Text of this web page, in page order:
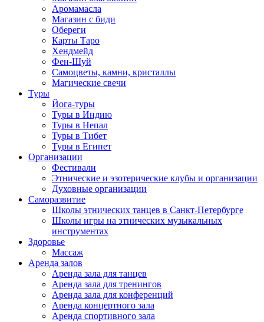
Аромамасла
Магазин с биди
Обереги
Карты Таро
Хендмейд
Фен-Шуй
Самоцветы, камни, кристаллы
Магические свечи
Туры
Йога-туры
Туры в Индию
Туры в Непал
Туры в Тибет
Туры в Египет
Организации
Фестивали
Этнические и эзотерические клубы и организации
Духовные организации
Саморазвитие
Школы этнических танцев в Санкт-Петербурге
Школы игры на этнических музыкальных
инструментах
Здоровье
Массаж
Аренда залов
Аренда зала для танцев
Аренда зала для тренингов
Аренда зала для конференций
Аренда концертного зала
Аренда спортивного зала